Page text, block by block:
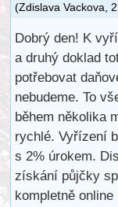
(Zdislava Vackova
Dobrý den! K
a druhý doklad
potřebovat
nebudeme. To
během několika
rychlé. Vyřízení
s 2% úrokem.
získání půjčky
kompletně